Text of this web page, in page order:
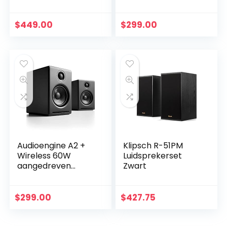
analoge versterker
$449.00
versterker |
$299.00
Audioengine A2 +
Wireless 60W
aangedreven
Ingebouwde 24Bit
$299.00
Klipsch R-51PM
Luidsprekerset
Zwart
$427.75